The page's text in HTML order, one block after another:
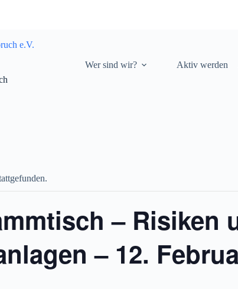
Wer sind wir? Aktiv werden
– Risiken
– 12.